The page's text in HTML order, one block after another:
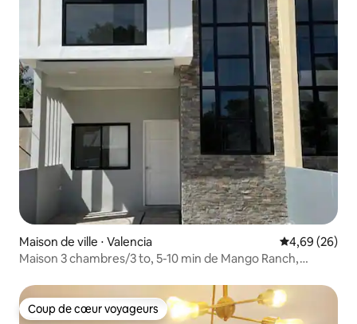
Maison de ville ⋅ Valencia Évaluation
4,69 (26)
Maison 3 chambres/3 to, 5-10 min de Mango Ranch,
Coup de cœur voyageurs
Coup de cœur voyageurs